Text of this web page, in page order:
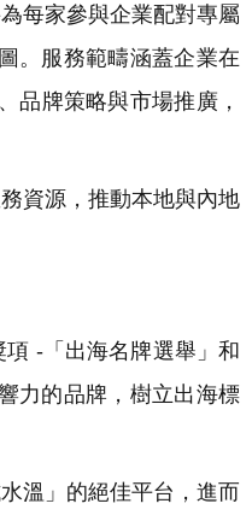
每家參與企業配對專屬
。服務範疇涵蓋企業在
品牌策略與市場推廣，
資源，推動本地與內地
-「出海名牌選舉」和
力的品牌，樹立出海標
溫」的絕佳平台，進而